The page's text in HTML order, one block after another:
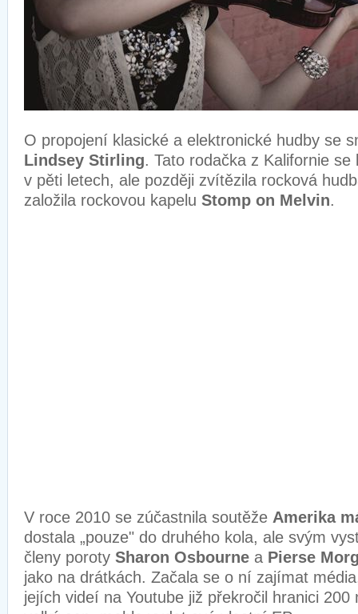
O propojení klasické a elektronické hudby se
Lindsey Stirling. Tato rodačka z Kalifornie
v pěti letech, ale později zvítězila rocková
založila rockovou kapelu Stomp on Melvin.
V roce 2010 se zúčastnila soutěže Amerika
dostala „pouze" do druhého kola, ale svým
členy poroty Sharon Osbourne a Pierse
jako na drátkách. Začala se o ní zajímat
jejích videí na Youtube již překročil hranici 200